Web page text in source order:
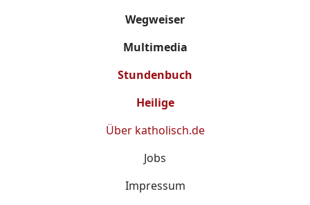
Wegweiser
Multimedia
Stundenbuch
Heilige
Über katholisch.de
Jobs
Impressum